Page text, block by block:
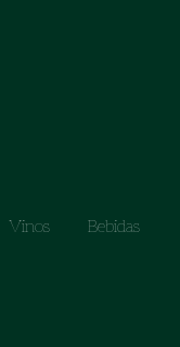
Vinos Bebidas